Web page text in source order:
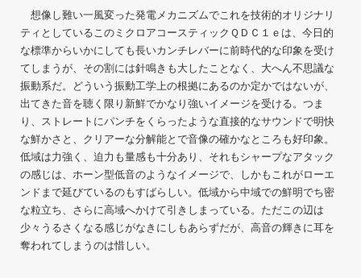
想像し難い一風変った発電メカニズムでこれを技術的オリジナリ
ティとしているこのミクロアコースティックＱＤＣ１ｅは、今日的
な標準からいかにしても長いカンチレバーに前時代的な印象を受け
てしまうが、その割には針鳴きも大したことなく、大へん不思議な
振動系だ。どういう振動工学上の根拠にあるのか定かではないが、
出てきた音を聴く限り新鮮でかなり強いイメージを受ける。つま
り、ストレートにパンチをくらったような直接的なサウンドで明快
な鮮かさと、クリアーな分解能とで音像の確かなところも好印象。
低域は力強く、迫力も量感も十分あり、それもシャープなアタック
の感じは、ホーン型低音のようなイメージで、しかもこれがローエ
ンドまで延びているのもすばらしい。低域から中域での鮮明でち密
な粒立ち、さらに高域へかけて引きしまっている。ただこの辺は
少々うるさくなる感じがなきにしもあらずだが、高音の輝きに耳を
奪われてしまうのは惜しい。